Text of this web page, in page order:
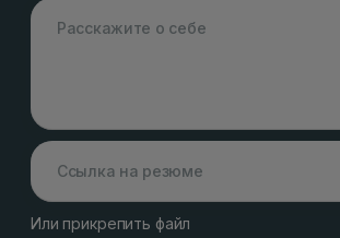
Или прикрепить файл